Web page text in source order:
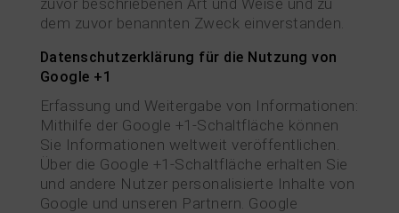
zuvor beschriebenen Art und Weise und zu
dem zuvor benannten Zweck einverstanden.
Datenschutzerklärung für die Nutzung von
Google +1
Erfassung und Weitergabe von Informationen:
Mithilfe der Google +1-Schaltfläche können
Sie Informationen weltweit veröffentlichen.
Über die Google +1-Schaltfläche erhalten Sie
und andere Nutzer personalisierte Inhalte von
Google und unseren Partnern. Google